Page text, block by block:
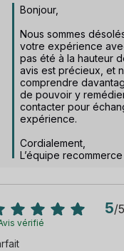
Bonjour,
Nous sommes
votre expérience
pas été à la hauteur
avis est précieux, et
comprendre
de pouvoir y
contacter pour
expérience.
Cordialement,
L’équipe recommerce
5/5
vérifié